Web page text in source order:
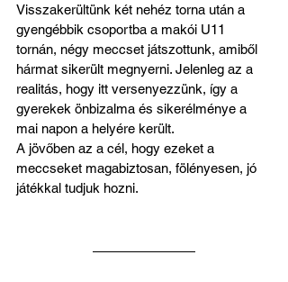
Visszakerültünk két nehéz torna után a
gyengébbik csoportba a makói U11
tornán, négy meccset játszottunk, amiből
hármat sikerült megnyerni. Jelenleg az a
realitás, hogy itt versenyezzünk, így a
gyerekek önbizalma és sikerélménye a
mai napon a helyére került.
A jövőben az a cél, hogy ezeket a
meccseket magabiztosan, fölényesen, jó
játékkal tudjuk hozni.